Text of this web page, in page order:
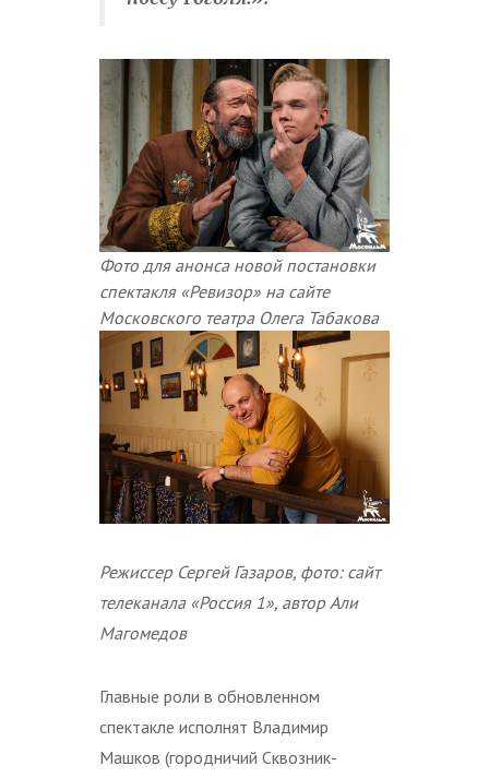
Фото для анонса новой постановки
спектакля «Ревизор» на сайте
Московского театра Олега Табакова
Режиссер Сергей Газаров, фото: сайт
телеканала «Россия 1», автор Али
Магомедов
Главные роли в обновленном
спектакле исполнят Владимир
Машков (городничий Сквозник-